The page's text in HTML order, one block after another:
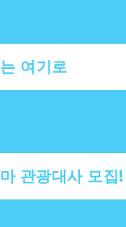
여기로
관광대사 모집!